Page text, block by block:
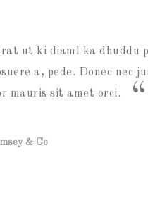
ut ki diaml ka dhuddu
a, pede. Donec nec
mauris sit amet orci.
& Co